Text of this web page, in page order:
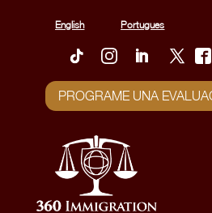
English Portugues
PROGRAME UNA